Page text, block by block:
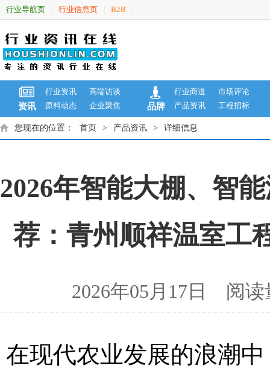
行业导航页 行业信息页 B2B
资讯
行业资讯
高端访谈
原料动态
企业聚焦 品牌
行业商道
市场评论
产品资讯
工程招标
您现在的位置： 首页 > 产品资讯 > 详细信息
2026年智能大棚、智
荐：青州顺祥温室工
2026年05月17日 阅
在现代农业发展的浪潮